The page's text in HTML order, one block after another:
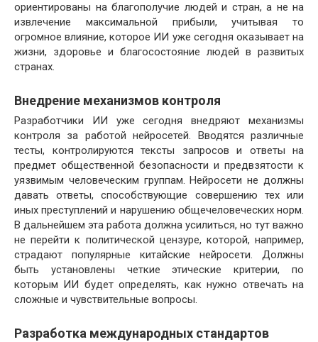
ориентированы на благополучие людей и стран, а не на
извлечение максимальной прибыли, учитывая то
огромное влияние, которое ИИ уже сегодня оказывает на
жизни, здоровье и благосостояние людей в развитых
странах.
Внедрение механизмов контроля
Разработчики ИИ уже сегодня внедряют механизмы
контроля за работой нейросетей. Вводятся различные
тесты, контролируются тексты запросов и ответы на
предмет общественной безопасности и предвзятости к
уязвимым человеческим группам. Нейросети не должны
давать ответы, способствующие совершению тех или
иных преступлений и нарушению общечеловеческих норм.
В дальнейшем эта работа должна усилиться, но тут важно
не перейти к политической цензуре, которой, например,
страдают популярные китайские нейросети. Должны
быть установлены четкие этические критерии, по
которым ИИ будет определять, как нужно отвечать на
сложные и чувствительные вопросы.
Разработка международных стандартов